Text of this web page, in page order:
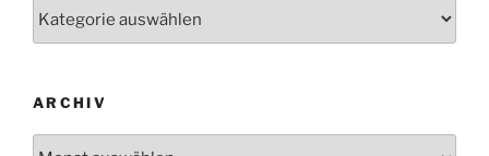
ARCHIV